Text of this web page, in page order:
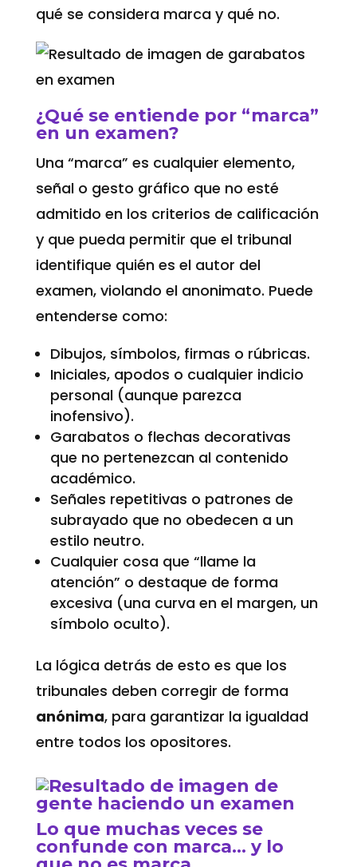
qué se considera marca y qué no.
¿Qué se entiende por “marca”
en un examen?
Una “marca” es cualquier elemento,
señal o gesto gráfico que no esté
admitido en los criterios de calificación
y que pueda permitir que el tribunal
identifique quién es el autor del
examen, violando el anonimato. Puede
entenderse como:
Dibujos, símbolos, firmas o rúbricas.
Iniciales, apodos o cualquier indicio
personal (aunque parezca
inofensivo).
Garabatos o flechas decorativas
que no pertenezcan al contenido
académico.
Señales repetitivas o patrones de
subrayado que no obedecen a un
estilo neutro.
Cualquier cosa que “llame la
atención” o destaque de forma
excesiva (una curva en el margen, un
símbolo oculto).
La lógica detrás de esto es que los
tribunales deben corregir de forma
anónima, para garantizar la igualdad
entre todos los opositores.
Lo que muchas veces se
confunde con marca… y lo